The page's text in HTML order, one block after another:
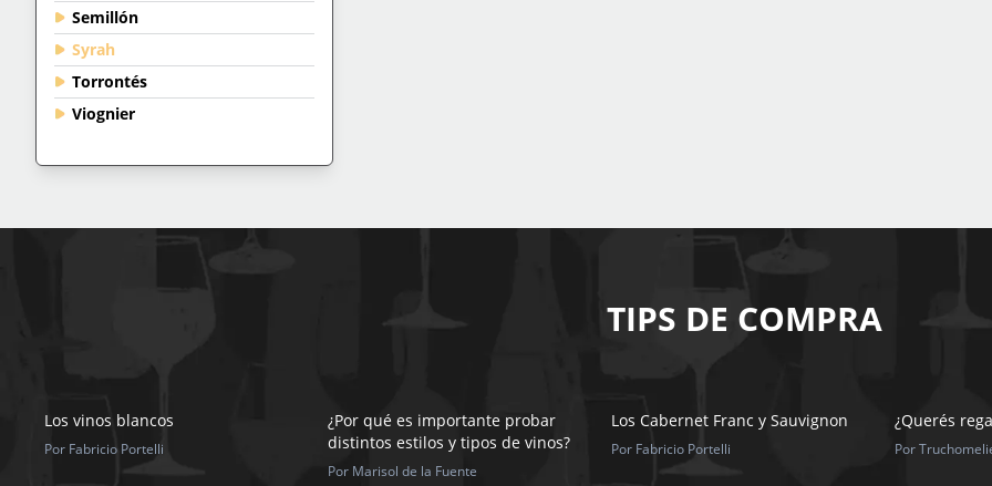
Semillón
Syrah
Torrontés
Viognier
TIPS DE COMPRA
Los vinos blancos
Por Fabricio Portelli
¿Por qué es importante probar
distintos estilos y tipos de vinos?
Por Marisol de la Fuente
Los Cabernet Franc y Sauvignon
Por Fabricio Portelli
¿Querés
Por